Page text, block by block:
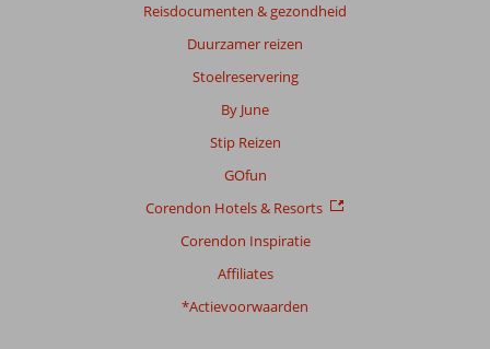
Reisdocumenten & gezondheid
Duurzamer reizen
Stoelreservering
By June
Stip Reizen
GOfun
Corendon Hotels & Resorts
Corendon Inspiratie
Affiliates
*Actievoorwaarden